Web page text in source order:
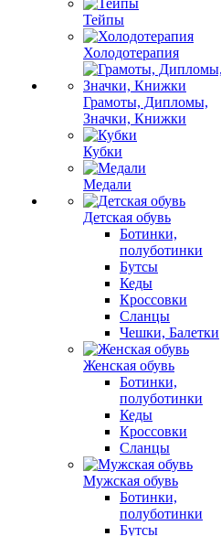
Тейпы
Холодотерапия
Грамоты, Дипломы,
Значки, Книжки
Кубки
Медали
Детская обувь
Ботинки,
полуботинки
Бутсы
Кеды
Кроссовки
Сланцы
Чешки, Балетки
Женская обувь
Ботинки,
полуботинки
Кеды
Кроссовки
Сланцы
Мужская обувь
Ботинки,
полуботинки
Бутсы